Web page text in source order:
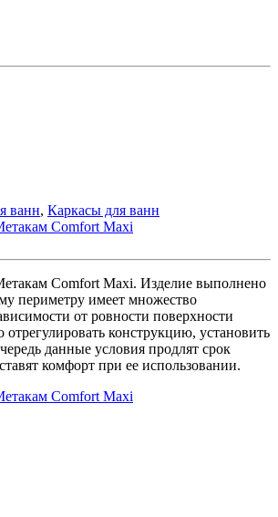
ванн, Каркасы для ванн
Comfort Maxi
Comfort Maxi. Изделие выполнено
периметру имеет множество
от ровности поверхности
отрегулировать конструкцию, установить
данные условия продлят срок
комфорт при ее использовании.
Comfort Maxi